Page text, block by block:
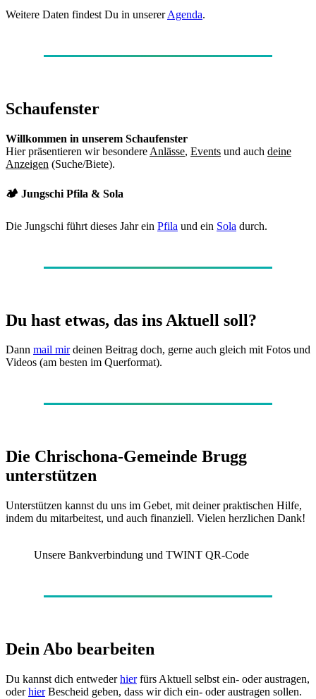
Weitere Daten findest Du in unsererAgenda.
Schaufenster
Willkommen in unserem Schaufenster
Hier präsentieren wir besondere Anlässe, Events und auch deine
Anzeigen (Suche/Biete).
🏕️ Jungschi Pfila & Sola
Die Jungschi führt dieses Jahr ein Pfila und ein Sola durch.
Du hast etwas, das ins Aktuell soll?
Dann mail mirdeinen Beitrag doch, gerne auch gleich mit Fotos und
Videos (am besten im Querformat).
Die Chrischona-Gemeinde Brugg
unterstützen
Unterstützen kannst du uns im Gebet, mit deiner praktischen Hilfe,
indem du mitarbeitest, und auch finanziell. Vielen herzlichen Dank!
Unsere Bankverbindung und TWINT QR-Code
Dein Abo bearbeiten
Du kannst dich entwederhierfürs Aktuell selbst ein- oder austragen,
oderhierBescheid geben, dass wir dich ein- oder austragen sollen.